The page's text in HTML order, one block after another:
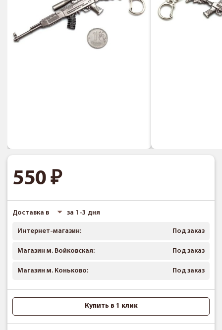
550
Доставка в за 1-3 дня
Интернет-магазин: Под заказ
Магазин м. Войковская: Под заказ
Магазин м. Коньково: Под заказ
Купить в 1 клик